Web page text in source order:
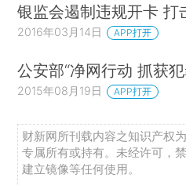
银监会遏制违规开卡 打
2016年03月14日 APP打开
公安部“净网行动 抓获
2015年08月19日 APP打开
财新网所刊载内容之知识产权
专属所有或持有。未经许可，
建立镜像等任何使用。